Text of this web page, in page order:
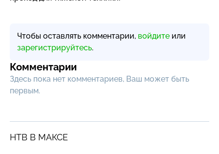
Чтобы оставлять комментарии, войдите или
зарегистрируйтесь.
Комментарии
Здесь пока нет комментариев, Ваш может быть
первым.
НТВ В МАКСЕ